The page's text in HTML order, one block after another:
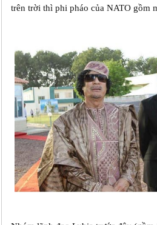
trên trời thì phi pháo của NATO gồm